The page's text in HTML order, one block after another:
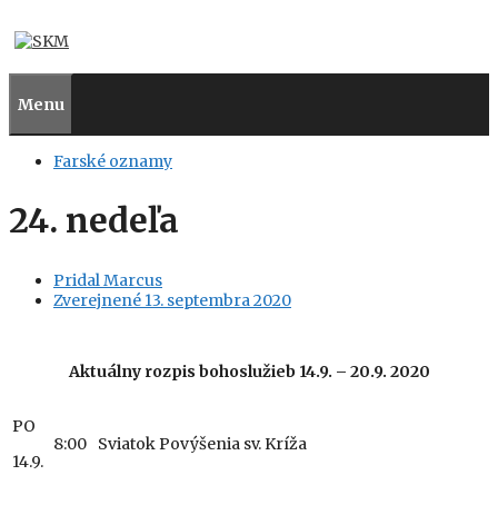
na
Menu
Farské oznamy
24. nedeľa
PridalMarcus
Zverejnené 13. septembra 2020
Aktuálnyrozpis bohoslužieb 14.9. – 20.9. 2020
PO
14.9.
8:00 Sviatok Povýšenia sv. Kríža